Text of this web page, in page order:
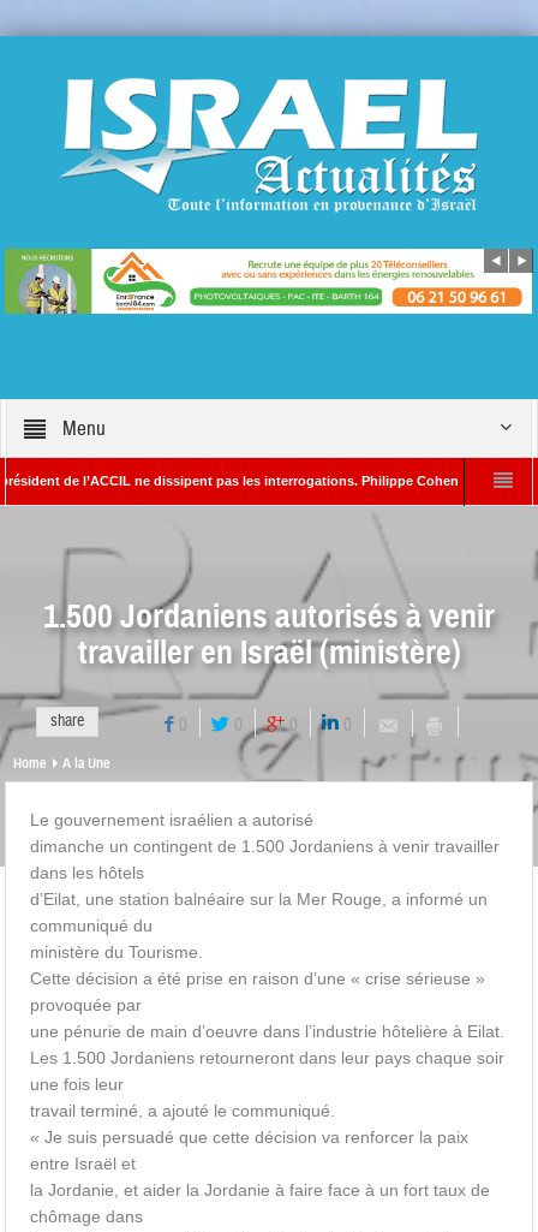
Menu
de l’ACCIL ne dissipent pas les interrogations. Philippe Cohen annonce se
L’Iran menace de
1.500 Jordaniens autorisés à venir
travailler en Israël (ministère)
share 0 0 0 0
Home A la Une
Le gouvernement israélien a autorisé
dimanche un contingent de 1.500 Jordaniens à venir travailler
dans les hôtels
d’Eilat, une station balnéaire sur la Mer Rouge, a informé un
communiqué du
ministère du Tourisme.
Cette décision a été prise en raison d’une « crise sérieuse »
provoquée par
une pénurie de main d’oeuvre dans l’industrie hôtelière à Eilat.
Les 1.500 Jordaniens retourneront dans leur pays chaque soir
une fois leur
travail terminé, a ajouté le communiqué.
« Je suis persuadé que cette décision va renforcer la paix
entre Israël et
la Jordanie, et aider la Jordanie à faire face à un fort taux de
chômage dans